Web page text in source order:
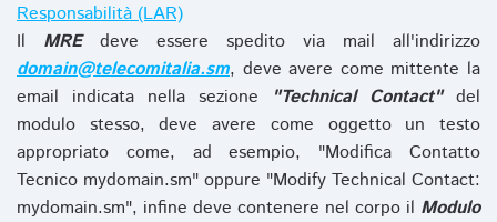
Responsabilità (LAR)
Il MREdeve essere spedito via mail all'indirizzo
domain@telecomitalia.sm, deve avere come mittente la
email indicata nella sezione
"Technical Contact"del
modulo stesso, deve avere come oggetto un testo
appropriato come, ad esempio, "Modifica Contatto
Tecnico mydomain.sm" oppure "Modify Technical Contact:
mydomain.sm", infine deve contenere nel corpo il Modulo